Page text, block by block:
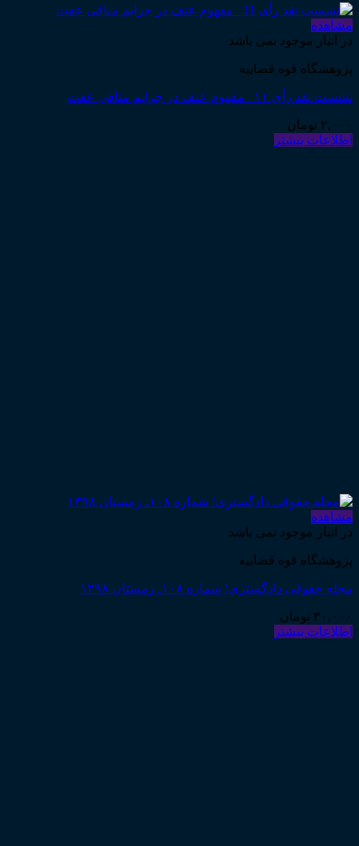
مشاهده
در انبار موجود نمی باشد
پژوهشگاه قوه قضاییه
نشست نقد رأی ۱۱_ مفهوم عنف در جرایم منافی عفت
۲,۰۰۰ تومان
اطلاعات بیشتر
مشاهده
در انبار موجود نمی باشد
پژوهشگاه قوه قضاییه
مجله حقوقی دادگستری؛ شماره ۱۰۸ـ زمستان ۱۳۹۸
۳۰,۰۰۰ تومان
اطلاعات بیشتر